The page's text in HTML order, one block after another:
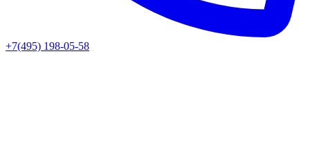
+7(495) 198-05-58